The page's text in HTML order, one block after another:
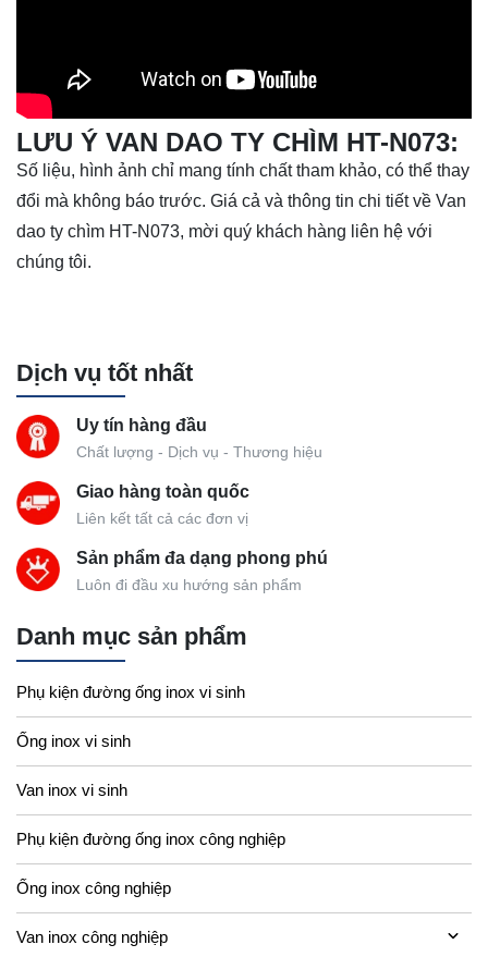
LƯU Ý VAN DAO TY CHÌM HT-N073:
Số liệu, hình ảnh chỉ mang tính chất tham khảo, có thể thay
đổi mà không báo trước. Giá cả và thông tin chi tiết về Van
dao ty chìm HT-N073, mời quý khách hàng liên hệ với
chúng tôi.
Dịch vụ tốt nhất
Uy tín hàng đầu
Chất lượng - Dịch vụ - Thương hiệu
Giao hàng toàn quốc
Liên kết tất cả các đơn vị
Sản phẩm đa dạng phong phú
Luôn đi đầu xu hướng sản phẩm
Danh mục sản phẩm
Phụ kiện đường ống inox vi sinh
Ống inox vi sinh
Van inox vi sinh
Phụ kiện đường ống inox công nghiệp
Ống inox công nghiệp
Van inox công nghiệp